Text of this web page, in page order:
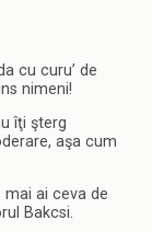
cu curu’ de
nimeni!
îţi şterg
aşa cum
ai ceva de
Bakcsi.